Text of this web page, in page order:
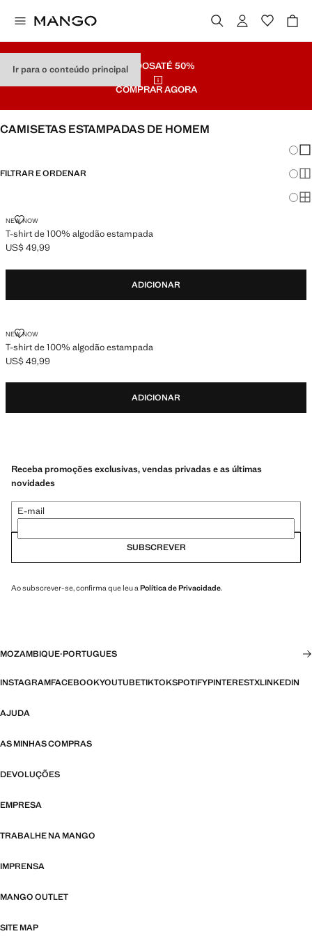
Ir para o conteúdo principalSALDOSATÉ 50%
COMPRAR AGORA
CAMISETAS ESTAMPADAS DE HOMEM
FILTRAR E ORDENAR
NEW NOW
T-shirt de 100% algodão estampada
T-SHIRT DE 100% ALGODÃO ESTAMPADA
Preço atual [US$ 49,99 ]
US$ 49,99
ADICIONAR
NEW NOW
T-shirt de 100% algodão estampada
T-SHIRT DE 100% ALGODÃO ESTAMPADA
Preço atual [US$ 49,99 ]
US$ 49,99
ADICIONAR
Receba promoções exclusivas, vendas privadas e as últimas
novidades
E-mail
SUBSCREVER
Ao subscrever-se, confirma que leu a Política de Privacidade.
MOZAMBIQUE·PORTUGUES
INSTAGRAMFACEBOOKYOUTUBETIKTOKSPOTIFYPINTERESTXLINKEDIN
AJUDA
AS MINHAS COMPRAS
DEVOLUÇÕES
EMPRESA
TRABALHE NA MANGO
IMPRENSA
MANGO OUTLET
SITE MAP